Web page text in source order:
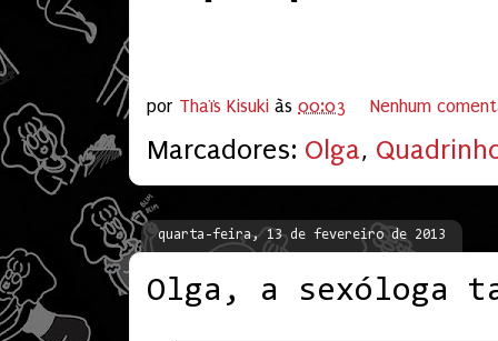
por Thaïs Kisuki às 00:03 Nenhum
Marcadores: Olga,
quarta-feira, 13 de fevereiro de 2013
Olga, a sexóloga